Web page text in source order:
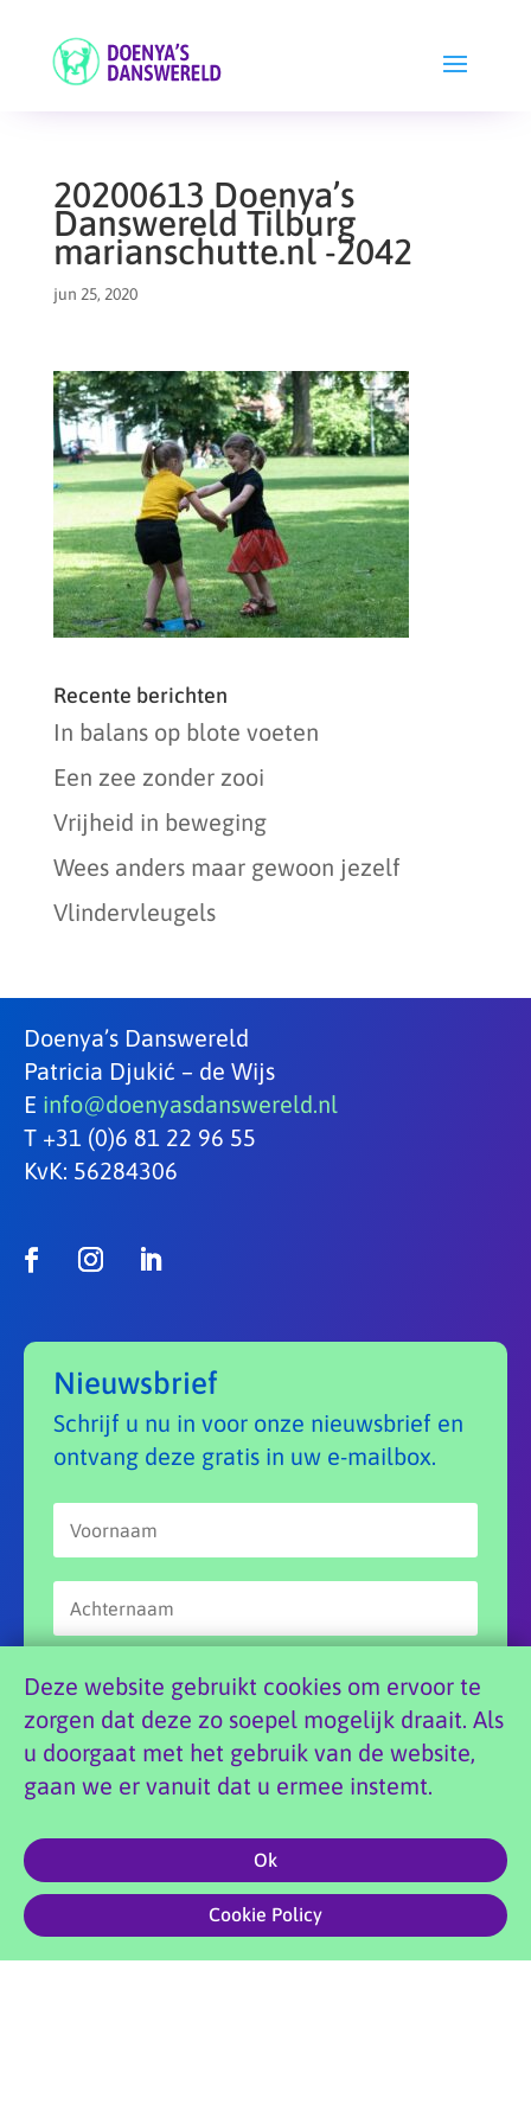
20200613 Doenya’s
Danswereld Tilburg
marianschutte.nl -2042
jun 25, 2020
Recente berichten
In balans op blote voeten
Een zee zonder zooi
Vrijheid in beweging
Wees anders maar gewoon jezelf
Vlindervleugels
Doenya’s Danswereld
Patricia Djukić – de Wijs
E info@doenyasdanswereld.nl
T +31 (0)6 81 22 96 55
KvK: 56284306
Nieuwsbrief
Schrijf u nu in voor onze nieuwsbrief en
ontvang deze gratis in uw e-mailbox.
Aanmelden
Copyright 2026 Doenya’s Danswereld |Privacyvoorwaarden|
Website foto’s: Marian Shutte | Site byCreative Compound
Deze website gebruikt cookies om ervoor te
zorgen dat deze zo soepel mogelijk draait. Als
u doorgaat met het gebruik van de website,
gaan we er vanuit dat u ermee instemt.
Ok
Cookie Policy